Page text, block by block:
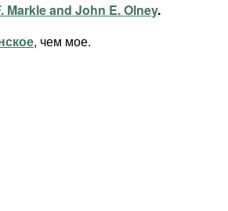
Markle and John E. Olney.
, чем мое.